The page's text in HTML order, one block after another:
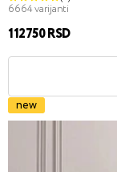
6664 varijanti
112750 RSD
new